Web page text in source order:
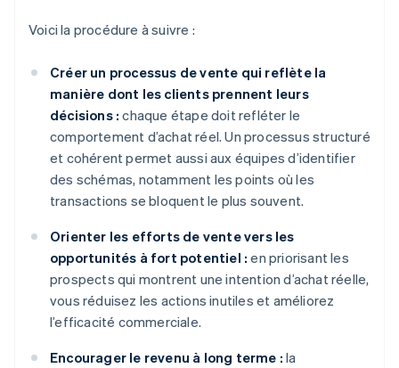
Voici la procédure à suivre :
Créer un processus de vente qui reflète la
manière dont les clients prennent leurs
décisions : chaque étape doit refléter le
comportement d’achat réel. Un processus structuré
et cohérent permet aussi aux équipes d’identifier
des schémas, notamment les points où les
transactions se bloquent le plus souvent.
Orienter les efforts de vente vers les
opportunités à fort potentiel : en priorisant les
prospects qui montrent une intention d’achat réelle,
vous réduisez les actions inutiles et améliorez
l’efficacité commerciale.
Encourager le revenu à long terme : la